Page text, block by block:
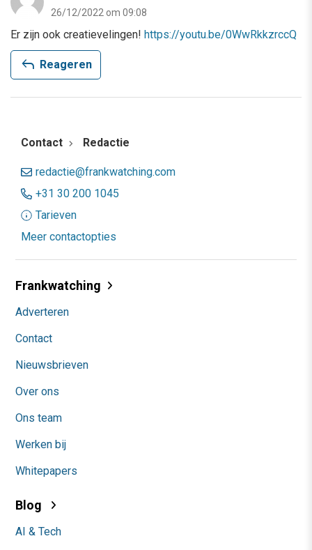
26/12/2022 om 09:08
Er zijn ook creatievelingen! https://youtu.be/0WwRkkzrccQ
reply Reageren
Contact Redactie
redactie@frankwatching.com
+31 30 200 1045
Tarieven
Meer contactopties
Frankwatching
Adverteren
Contact
Nieuwsbrieven
Over ons
Ons team
Werken bij
Whitepapers
Blog
AI & Tech